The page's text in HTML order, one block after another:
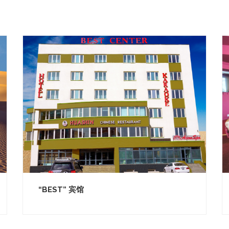
“BEST” 宾馆